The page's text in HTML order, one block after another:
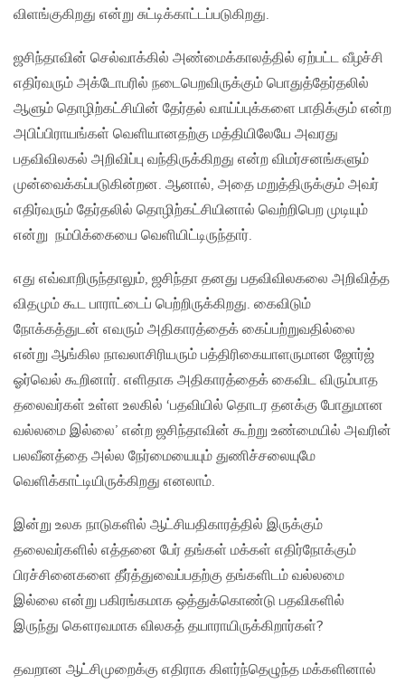
விளங்குகிறது என்று சுட்டிக்காட்டப்படுகிறது.
ஜசிந்தாவின் செல்வாக்கில் அண்மைக்காலத்தில் ஏற்பட்ட வீழச்சி
எதிர்வரும் அக்டோபரில் நடைபெறவிருக்கும் பொதுத்தேர்தலில்
ஆளும் தொழிற்கட்சியின் தேர்தல் வாய்ப்புக்களை பாதிக்கும் என்ற
அபிப்பிராயங்கள் வெளியானதற்கு மத்தியிலேயே அவரது
பதவிவிலகல் அறிவிப்பு வந்திருக்கிறது என்ற விமர்சனங்களும்
முன்வைக்கப்படுகின்றன. ஆனால், அதை மறுத்திருக்கும் அவர்
எதிர்வரும் தேர்தலில் தொழிற்கட்சியினால் வெற்றிபெற முடியும்
என்று நம்பிக்கையை வெளியிட்டிருந்தார்.
எது எவ்வாறிருந்தாலும், ஜசிந்தா தனது பதவிவிலகலை அறிவித்த
விதமும் கூட பாராட்டைப் பெற்றிருக்கிறது. கைவிடும்
நோக்கத்துடன் எவரும் அதிகாரத்தைக் கைப்பற்றுவதில்லை
என்று ஆங்கில நாவலாசிரியரும் பத்திரிகையாளருமான ஜோர்ஜ்
ஓர்வெல் கூறினார். எளிதாக அதிகாரத்தைக் கைவிட விரும்பாத
தலைவர்கள் உள்ள உலகில் ‘பதவியில் தொடர தனக்கு போதுமான
வல்லமை இல்லை’ என்ற ஜசிந்தாவின் கூற்று உண்மையில் அவரின்
பலவீனத்தை அல்ல நேர்மையையும் துணிச்சலையுமே
வெளிக்காட்டியிருக்கிறது எனலாம்.
இன்று உலக நாடுகளில் ஆட்சியதிகாரத்தில் இருக்கும்
தலைவர்களில் எத்தனை பேர் தங்கள் மக்கள் எதிர்நோக்கும்
பிரச்சினைகளை தீர்த்துவைப்பதற்கு தங்களிடம் வல்லமை
இல்லை என்று பகிரங்கமாக ஒத்துக்கொண்டு பதவிகளில்
இருந்து கௌரவமாக விலகத் தயாராயிருக்கிறார்கள்?
தவறான ஆட்சிமுறைக்கு எதிராக கிளர்ந்தெழுந்த மக்களினால்